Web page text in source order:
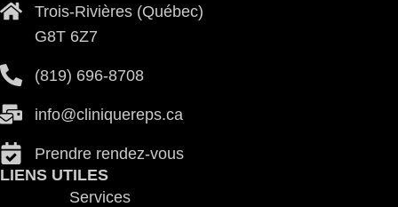
Trois-Rivières (Québec)
G8T 6Z7
(819) 696-8708
ac.spereuqinilc
@ofni
Prendre rendez-vous
LIENS UTILES
Services